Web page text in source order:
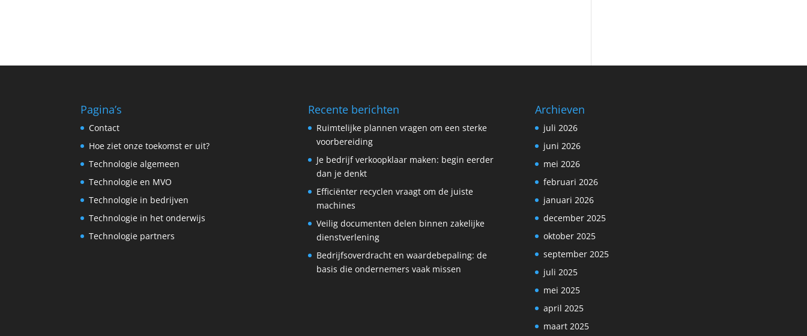
Pagina’s
Contact
Hoe ziet onze toekomst er uit?
Technologie algemeen
Technologie en MVO
Technologie in bedrijven
Technologie in het onderwijs
Technologie partners
Recente berichten
Ruimtelijke plannen vragen om een sterke
voorbereiding
Je bedrijf verkoopklaar maken: begin eerder
dan je denkt
Efficiënter recyclen vraagt om de juiste
machines
Veilig documenten delen binnen zakelijke
dienstverlening
Bedrijfsoverdracht en waardebepaling: de
basis die ondernemers vaak missen
Archieven
juli 2026
juni 2026
mei 2026
februari 2026
januari 2026
december 2025
oktober 2025
september 2025
juli 2025
mei 2025
april 2025
maart 2025